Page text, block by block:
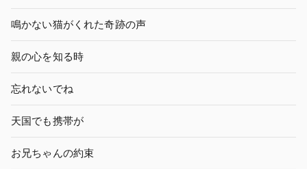
鳴かない猫がくれた奇跡の声
親の心を知る時
忘れないでね
天国でも携帯が
お兄ちゃんの約束